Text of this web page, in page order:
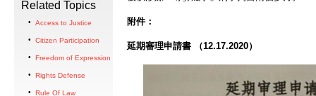
Related Topics
Access to Justice
Citizen Participation
Freedom of Expression
Rights Defense
Rule Of Law
附件：
延期審理申請書 （12.17.2020）